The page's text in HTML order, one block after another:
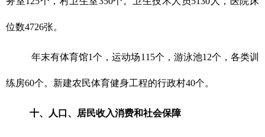
位数4726张。
年末有体育馆1个，运动场115个，游泳池12个，各类训
练房60个。新建农民体育健身工程的行政村40个。
十、人口、居民收入消费和社会保障